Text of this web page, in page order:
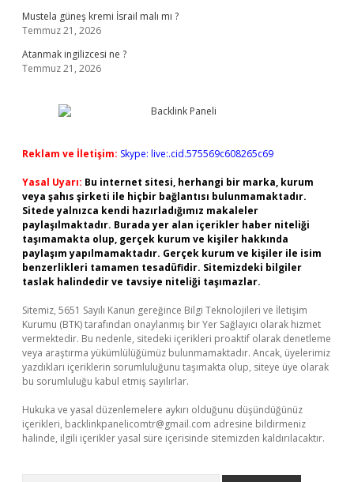
Mustela güneş kremi İsrail malı mı ?
Temmuz 21, 2026
Atanmak ingilizcesi ne ?
Temmuz 21, 2026
Reklam ve İletişim: Skype: live:.cid.575569c608265c69
Yasal Uyarı: Bu internet sitesi, herhangi bir marka, kurum
veya şahıs şirketi ile hiçbir bağlantısı bulunmamaktadır.
Sitede yalnızca kendi hazırladığımız makaleler
paylaşılmaktadır. Burada yer alan içerikler haber niteliği
taşımamakta olup, gerçek kurum ve kişiler hakkında
paylaşım yapılmamaktadır. Gerçek kurum ve kişiler ile isim
benzerlikleri tamamen tesadüfidir. Sitemizdeki bilgiler
taslak halindedir ve tavsiye niteliği taşımazlar.
Sitemiz, 5651 Sayılı Kanun gereğince Bilgi Teknolojileri ve İletişim
Kurumu (BTK) tarafından onaylanmış bir Yer Sağlayıcı olarak hizmet
vermektedir. Bu nedenle, sitedeki içerikleri proaktif olarak denetleme
veya araştırma yükümlülüğümüz bulunmamaktadır. Ancak, üyelerimiz
yazdıkları içeriklerin sorumluluğunu taşımakta olup, siteye üye olarak
bu sorumluluğu kabul etmiş sayılırlar.
Hukuka ve yasal düzenlemelere aykırı olduğunu düşündüğünüz
içerikleri, backlinkpanelicomtr@gmail.com adresine bildirmeniz
halinde, ilgili içerikler yasal süre içerisinde sitemizden kaldırılacaktır.